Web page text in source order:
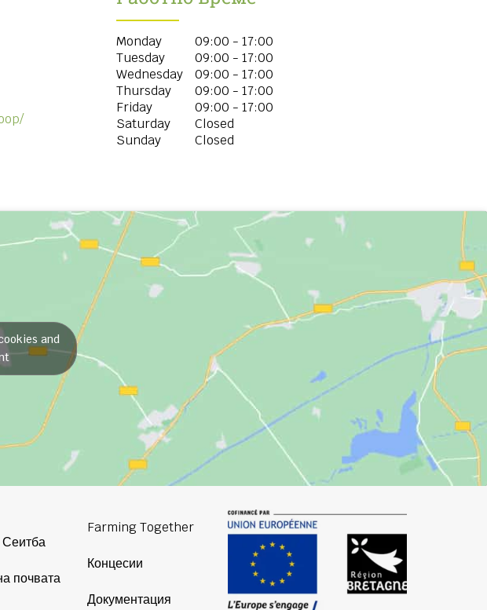
Monday
09:00 - 17:00
Tuesday
09:00 - 17:00
Wednesday
09:00 - 17:00
Thursday
09:00 - 17:00
Friday
09:00 - 17:00
Saturday
Closed
Sunday
Closed
and
Сеитба
почвата
Farming Together
Концесии
Документация